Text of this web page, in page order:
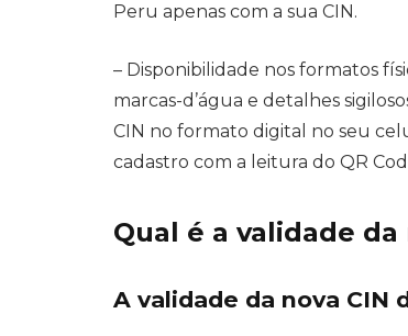
Peru apenas com a sua CIN.
– Disponibilidade nos formatos
marcas-d’água e detalhes
CIN no formato digital no seu
cadastro com a leitura do QR
Qual é a validade da
A validade da nova CIN